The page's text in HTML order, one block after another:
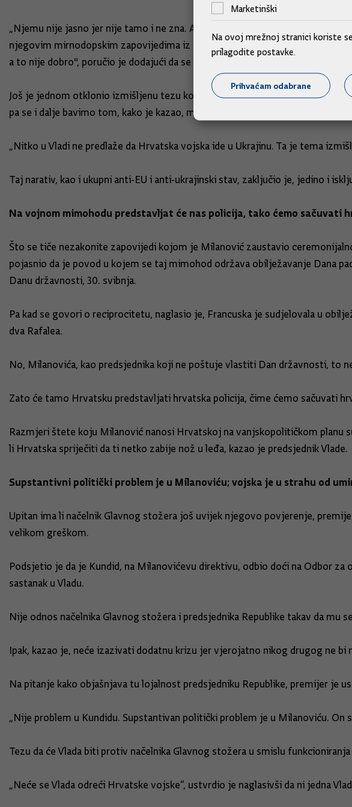
„Njemu nije jasno jer nije tamo i ne zna. Ali, lako je meni kao hrvatskom
njegovim mirnodopskim zapovijedima iz ratno proglašene perspektive ne
a to nije dobro", poručio je dodajući da se radi o izolacionističkoj i lošoj
Još je jednom otklonio izmišljenu tezu koju je Milanović uoči prošlih izbora
pa se i dalje bavimo tom, kako je kazao, mrtvom temom.
„Nitko u Vladi ne predlaže da Hrvatska vojska ide u Ukrajinu. Ta je tema
Taj narativ, kao i ukupni anti-EU i anti-ukrajinski stav, zaključio je, jedino i
Na vojnom mimohodu predstavljat će nas policija, tako ćemo sačuvati
Što se tiče nezakonite zapovijedi kojom je Milanović zaustavio
pojasnio da je povod u kojem se taj mimohod održava obilježavanje Dana
Danu državnosti, 30. svibnja.
Pa kad se govori o reciprocitetu, naglasio je, Francuska je sudjelovala u
dva Rafalea.
No, Milanovića, kao predsjednika koji ne poštuje vlastiti Dan državnosti, to
Zato će tamo Hrvatsku predstavljati hrvatska policija, čime ćemo sačuvati
Razmjeri štete koju Milanović nanosi Hrvatskoj na vanjskopolitičkom planu
li Hrvatska spriječiti da ti netko zabije nož u leđa, kazao je predsjednik Vlade.
Supstantivni politički problem je u Milanoviću; vojska je u strahu od
Upitan ima li načelnik Glavnog stožera još uvijek njegovo povjerenje,
velikom greškom.
Podsjetio je da je Kundid, na Milanovićevu direktivu, odbio doći na Odbor
sastanak u Vladu.
Nije odnos načelnika Glavnog stožera i predsjednika Republike takav da
Ipak, kazao je, neće izazivati dodatnu krizu jer vjerojatno nikog drugog ne bi
Na pitanje kako objašnjava tu lojalnost predsjedniku Republike, premijer je
„Nije problem u Kundidu. Supstantivan politički problem je u Milanoviću.
Tezu da će Vlada biti protiv načelnika Glavnog stožera u smislu
„Neće se Vlada odreći Hrvatske vojske“, ustvrdio je naglasivši da ni jedna
Marketinški
Na ovoj mrežnoj stranici koriste
prilagodite postavke.
Prihvaćam odabrane